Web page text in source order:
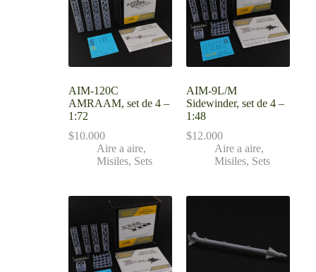
AIM-120C
AMRAAM, set de 4 –
1:72
$10.000
Aire a aire,
Misiles, Sets
AIM-9L/M
Sidewinder, set de 4 –
1:48
$12.000
Aire a aire,
Misiles, Sets